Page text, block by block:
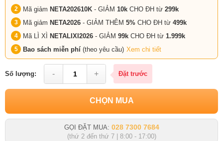
Mã giảm NETA202610K - GIẢM 10k CHO ĐH từ 299k
Mã giảm NETA2026 - GIẢM THÊM 5% CHO ĐH từ 499k
Mã LÌ XÌ NETALIXI2026 - GIẢM 99k CHO ĐH từ 1.999k
Bao sách miễn phí (theo yêu cầu) Xem chi tiết
Số lượng: - + Đặt trước
CHỌN MUA
GỌI ĐẶT MUA: 028 7300 7684
(thứ 2 đến thứ 7 | 8:00 - 17:00)